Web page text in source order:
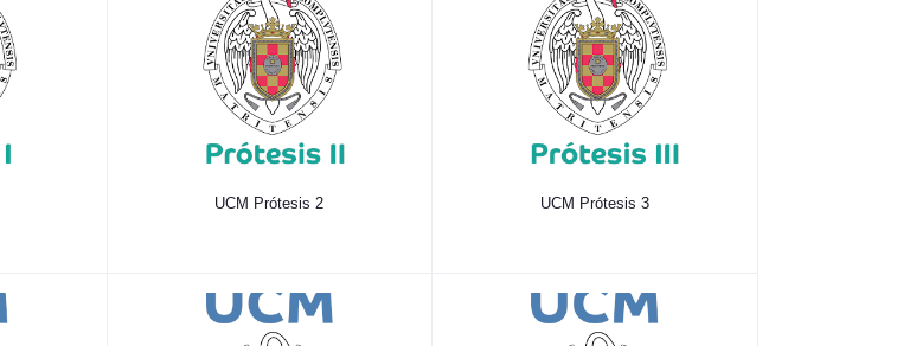
UCM Prótesis 2 UCM Prótesis 3